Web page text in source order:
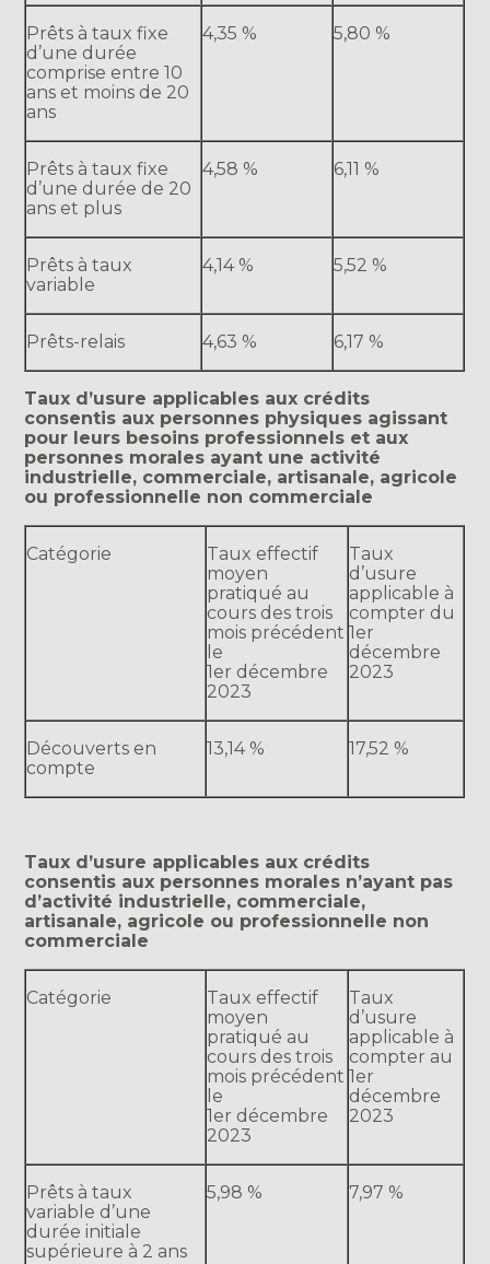
Prêts à taux fixe
d’une durée
comprise entre 10
ans et moins de 20
ans
4,35 % 5,80 %
Prêts à taux fixe
d’une durée de 20
ans et plus
4,58 % 6,11 %
Prêts à taux
variable
4,14 % 5,52 %
Prêts-relais 4,63 % 6,17 %
Taux d’usure applicables aux crédits
consentis aux personnes physiques agissant
pour leurs besoins professionnels et aux
personnes morales ayant une activité
industrielle, commerciale, artisanale, agricole
ou professionnelle non commerciale
Catégorie
Taux effectif
moyen
pratiqué au
cours des trois
mois précédent
le
1er décembre
2023
Taux
d’usure
applicable à
compter du
1er
décembre
2023
Découverts en
compte
13,14 % 17,52 %
Taux d’usure applicables aux crédits
consentis aux personnes morales n’ayant pas
d’activité industrielle, commerciale,
artisanale, agricole ou professionnelle non
commerciale
Catégorie
Taux effectif
moyen
pratiqué au
cours des trois
mois précédent
le
1er décembre
2023
Taux
d’usure
applicable à
compter au
1er
décembre
2023
Prêts à taux
variable d’une
durée initiale
supérieure à 2 ans
5,98 % 7,97 %